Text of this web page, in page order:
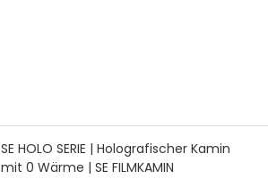
SE HOLO SERIE | Holografischer Kamin
mit 0 Wärme | SE FILMKAMIN